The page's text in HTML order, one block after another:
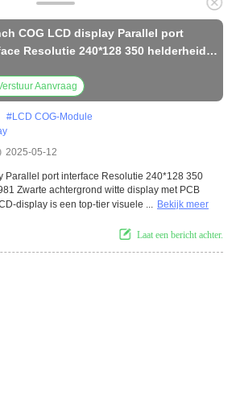
COG LCD display Parallel port
Resolutie 240*128 350 helderheid
met PCB board
Aanvraag
#LCD COG-Module
2025-05-12
Parallel port interface Resolutie 240*128 350
Zwarte achtergrond witte display met PCB
display is een top-tier visuele ... Bekijk meer
Laat een bericht achter.